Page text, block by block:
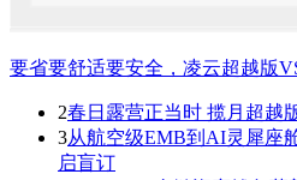
要省要舒适要安全，凌云超越版
2春日露营正当时 揽月超越
3从航空级EMB到AI灵犀座
启盲订